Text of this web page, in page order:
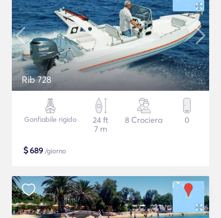
Rib 728
Gonfiabile rigido
24 ft
7 m
8 Crociera 0
$689 /giorno